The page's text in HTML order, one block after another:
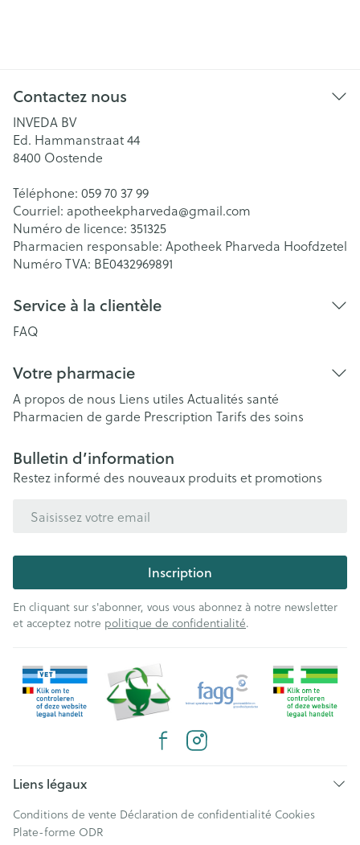
Contactez nous
INVEDA BV
Ed. Hammanstraat 44
8400 Oostende
Téléphone: 059 70 37 99
Courriel: apotheekpharveda@gmail.com
Numéro de licence: 351325
Pharmacien responsable: Apotheek Pharveda Hoofdzetel
Numéro TVA: BE0432969891
Service à la clientèle
FAQ
Votre pharmacie
A propos de nous Liens utiles Actualités santé
Pharmacien de garde Prescription Tarifs des soins
Bulletin d’information
Restez informé des nouveaux produits et promotions
Inscription
En cliquant sur s'abonner, vous vous abonnez à notre newsletter
et acceptez notre politique de confidentialité.
Liens légaux
Conditions de vente Déclaration de confidentialité Cookies
Plate-forme ODR